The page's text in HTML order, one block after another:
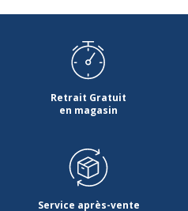
Retrait Gratuit
en magasin
Service après-vente